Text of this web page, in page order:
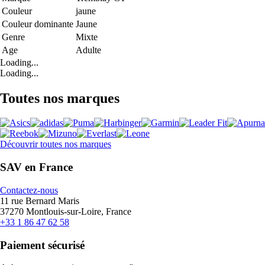
Couleur
jaune
Couleur dominante Jaune
Genre
Mixte
Age
Adulte
Loading...
Loading...
Toutes nos marques
Découvrir toutes nos marques
SAV en France
Contactez-nous
11 rue Bernard Maris
37270 Montlouis-sur-Loire, France
+33 1 86 47 62 58
Paiement sécurisé